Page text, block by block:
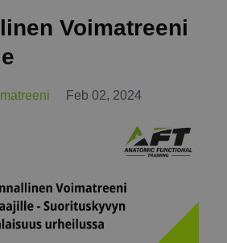
Voimatreeni
Feb 02, 2024